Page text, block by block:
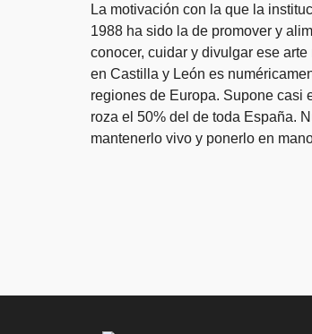
La motivación con la que la
1988 ha sido la de promover y
conocer, cuidar y divulgar ese
en Castilla y León es
regiones de Europa. Supone casi
roza el 50% del de toda España.
mantenerlo vivo y ponerlo en